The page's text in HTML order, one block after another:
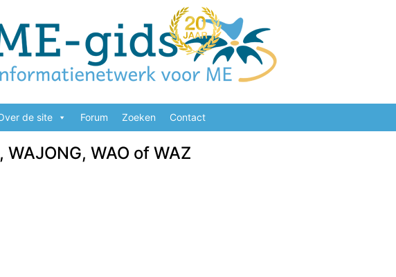
de site Forum Zoeken Contact
WAO of WAZ